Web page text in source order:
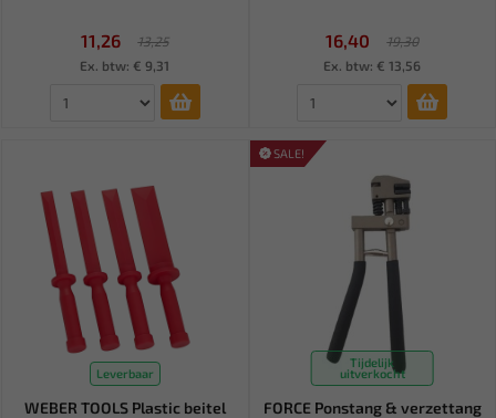
11,26
13,25
Ex. btw: € 9,31
16,40
19,30
Ex. btw: € 13,56
Leverbaar
WEBER TOOLS Plastic beitel
SALE!
Tijdelijk
uitverkocht
FORCE Ponstang & verzettang